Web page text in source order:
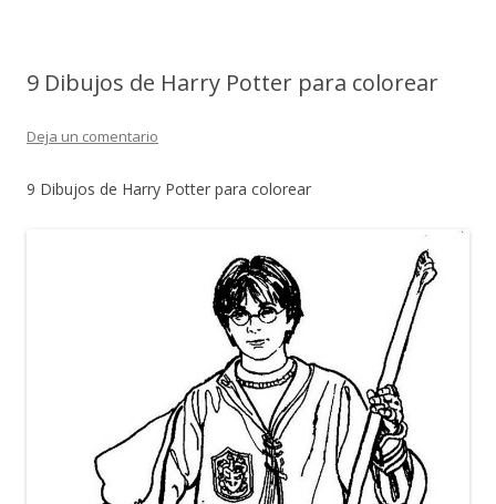
9 Dibujos de Harry Potter para colorear
Deja un comentario
9 Dibujos de Harry Potter para colorear